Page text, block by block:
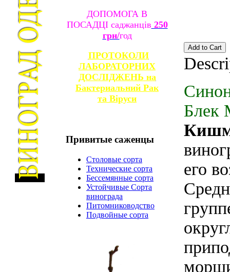
ДОПОМОГА В
ПОСАДЦІ саджанців 250
грн/год
ПРОТОКОЛИ
ЛАБОРАТОРНИХ
ДОСЛІДЖЕНЬ на
Бактериальний Рак
та Віруси
Привитые саженцы
Столовые сорта
Технические сорта
Бессемянные сорта
Устойчивые Сорта
винограда
Питомниководство
Подвойные сорта
Блек
его